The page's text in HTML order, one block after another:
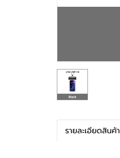
รายละเอียดสินค้า